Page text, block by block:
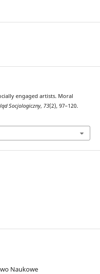
engaged artists. Moral
Socjologiczny, 73(2), 97–120.
Naukowe